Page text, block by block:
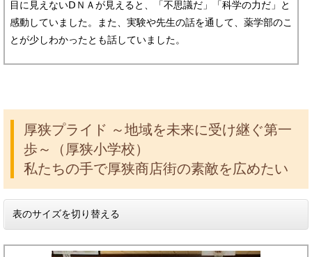
目に見えないⅮＮＡが見えると、「不思議だ」「科学の力だ」と
感動していました。また、実験や先生の話を通して、薬学部のこ
とが少しわかったとも話していました。
厚狭プライド ～地域を未来に受け継ぐ第一
歩～（厚狭小学校）
私たちの手で厚狭商店街の素敵を広めたい
表のサイズを切り替える